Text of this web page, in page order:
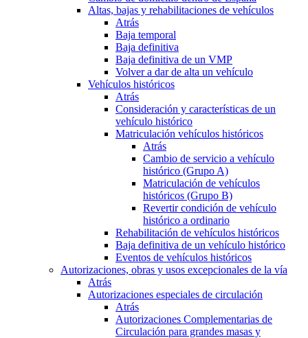
Altas, bajas y rehabilitaciones de vehículos
Atrás
Baja temporal
Baja definitiva
Baja definitiva de un VMP
Volver a dar de alta un vehículo
Vehículos históricos
Atrás
Consideración y características de un
vehículo histórico
Matriculación vehículos históricos
Atrás
Cambio de servicio a vehículo
histórico (Grupo A)
Matriculación de vehículos
históricos (Grupo B)
Revertir condición de vehículo
histórico a ordinario
Rehabilitación de vehículos históricos
Baja definitiva de un vehículo histórico
Eventos de vehículos históricos
Autorizaciones, obras y usos excepcionales de la vía
Atrás
Autorizaciones especiales de circulación
Atrás
Autorizaciones Complementarias de
Circulación para grandes masas y